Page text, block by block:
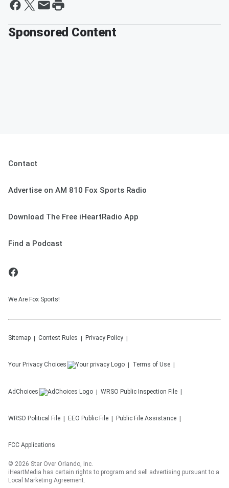
Sponsored Content
Contact
Advertise on AM 810 Fox Sports Radio
Download The Free iHeartRadio App
Find a Podcast
We Are Fox Sports!
Sitemap Contest Rules Privacy Policy
Your Privacy Choices Terms of Use
AdChoices WRSO Public Inspection File
WRSO Political File EEO Public File Public File Assistance
FCC Applications
© 2026 Star Over Orlando, Inc.
iHeartMedia has certain rights to program and sell advertising pursuant to a
Local Marketing Agreement.